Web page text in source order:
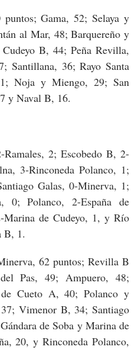
puntos; Gama, 52; Selaya y
al Mar, 48; Barquereño y
B, 44; Peña Revilla,
Santillana, 36; Rayo Santa
Noja y Miengo, 29; San
y Naval B, 16.
2; Escobedo B, 2-
3-Rinconeda Polanco, 1;
Galas, 0-Minerva, 1;
0; Polanco, 2-España de
de Cudeyo, 1, y Río
B, 1.
62 puntos; Revilla B
Pas, 49; Ampuero, 48;
Cueto A, 40; Polanco y
Vimenor B, 34; Santiago
de Soba y Marina de
20, y Rinconeda Polanco,